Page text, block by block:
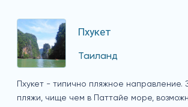
Пхукет
Таиланд
Пхукет - типично пляжное направление.
пляжи, чище чем в Паттайе море,